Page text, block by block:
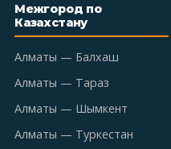
Межгород по
Казахстану
Алматы — Балхаш
Алматы — Тараз
Алматы — Шымкент
Алматы — Туркестан